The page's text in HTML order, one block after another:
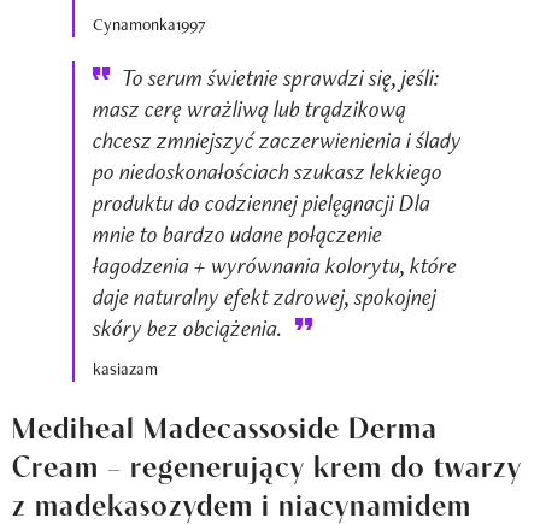
Cynamonka1997
To serum świetnie sprawdzi się, jeśli:
masz cerę wrażliwą lub trądzikową
chcesz zmniejszyć zaczerwienienia i ślady
po niedoskonałościach szukasz lekkiego
produktu do codziennej pielęgnacji Dla
mnie to bardzo udane połączenie
łagodzenia + wyrównania kolorytu, które
daje naturalny efekt zdrowej, spokojnej
skóry bez obciążenia.
kasiazam
Mediheal Madecassoside Derma
Cream – regenerujący krem do twarzy
z madekasozydem i niacynamidem